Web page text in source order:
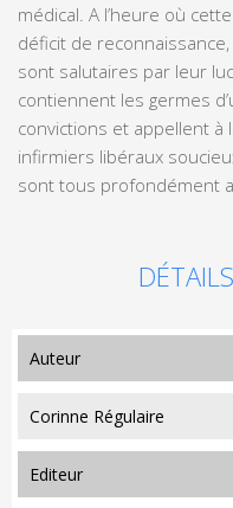
médical. A l’heure où
déficit de
sont salutaires par leur
contiennent les germes
convictions et appellent
infirmiers libéraux
sont tous profondément
DÉTAILS
auteur
Corinne Régulaire
editeur